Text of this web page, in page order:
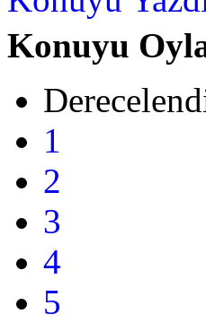
Konuyu
1
2
3
4
5